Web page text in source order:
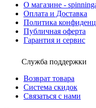
О магазине -
Оплата и Доставка
Политика
Публичная оферта
Гарантия и сервис
Служба поддержки
Возврат товара
Система скидок
Связаться с нами